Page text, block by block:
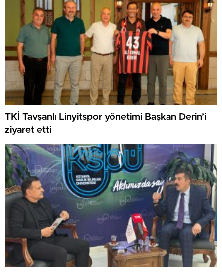
TKİ Tavşanlı Linyitspor yönetimi Başkan Derin’i
ziyaret etti